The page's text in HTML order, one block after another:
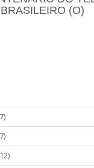
BRASILEIRO (O)